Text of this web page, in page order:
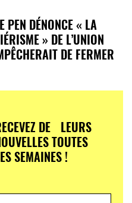
PEN DÉNONCE « LA
» DE L’UNION
DE FERMER
DE LEURS
TOUTES
SEMAINES !